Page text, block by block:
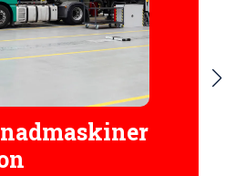
Komplett
komponentreparation